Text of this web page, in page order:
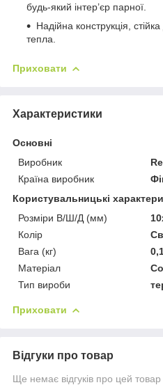
будь-який інтер’єр парної.
Надійна конструкція,
тепла.
Приховати
Характеристики
Основні
Виробник
Країна виробник
Користувальницькі
Розміри В/Ш/Д (мм)
Колір
Вага (кг)
Матеріал
Тип вироби
Приховати
Відгуки про товар
Ще немає відгуків про цей товар